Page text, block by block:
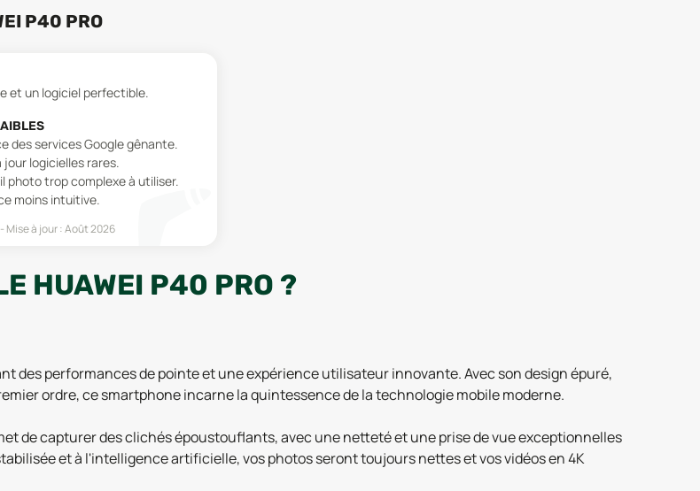
P40 PRO
et un logiciel perfectible.
des services Google gênante.
jour logicielles rares.
photo trop complexe à utiliser.
moins intuitive.
Mise à jour :Août 2026
HUAWEI P40 PRO ?
des performances de pointe et une expérience utilisateur innovante. Avec son design épuré,
ordre, ce smartphone incarne la quintessence de la technologie mobile moderne.
de capturer des clichés époustouflants, avec une netteté et une prise de vue exceptionnelles
et à l'intelligence artificielle, vos photos seront toujours nettes et vos vidéos en 4K